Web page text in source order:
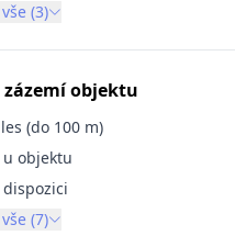
(3)
zázemí objektu
(do 100 m)
objektu
dispozici
(7)